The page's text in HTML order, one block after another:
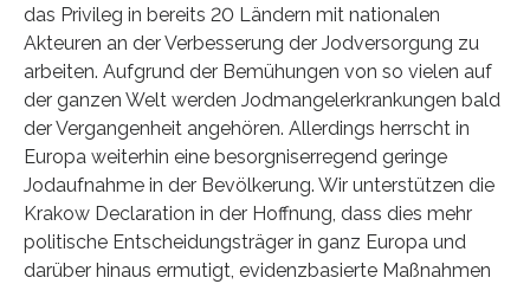
das Privileg in bereits 20 Ländern mit nationalen
Akteuren an der Verbesserung der Jodversorgung zu
arbeiten. Aufgrund der Bemühungen von so vielen auf
der ganzen Welt werden Jodmangelerkrankungen bald
der Vergangenheit angehören. Allerdings herrscht in
Europa weiterhin eine besorgniserregend geringe
Jodaufnahme in der Bevölkerung. Wir unterstützen die
Krakow Declaration in der Hoffnung, dass dies mehr
politische Entscheidungsträger in ganz Europa und
darüber hinaus ermutigt, evidenzbasierte Maßnahmen